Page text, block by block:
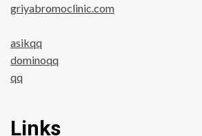
griyabromoclinic.com
asikqq
dominoqq
qq
Links